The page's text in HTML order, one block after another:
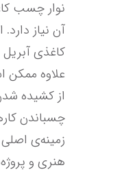
هنری و پروژه‌های دانشجویی معماری است.